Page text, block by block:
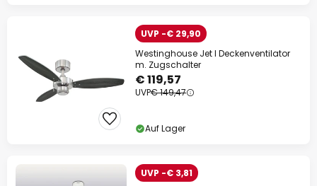
UVP -€ 29,90
Westinghouse Jet I Deckenventilator
m. Zugschalter
€ 119,57
UVP€ 149,47
Auf Lager
UVP -€ 3,81